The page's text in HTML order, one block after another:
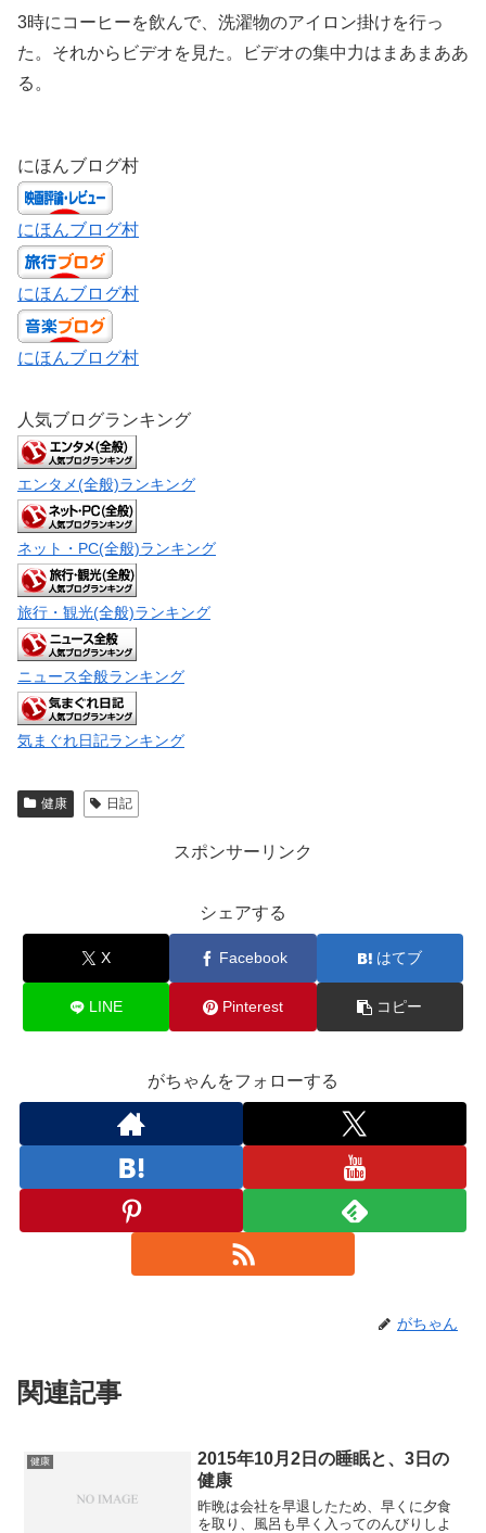
3時にコーヒーを飲んで、洗濯物のアイロン掛けを行っ
た。それからビデオを見た。ビデオの集中力はまあまああ
る。
にほんブログ村
にほんブログ村
にほんブログ村
にほんブログ村
人気ブログランキング
エンタメ(全般)ランキング
ネット・PC(全般)ランキング
旅行・観光(全般)ランキング
ニュース全般ランキング
気まぐれ日記ランキング
健康 日記
スポンサーリンク
シェアする
X Facebook はてブ
LINE Pinterest コピー
がちゃんをフォローする
がちゃん
関連記事
健康
2015年10月2日の睡眠と、3日の
健康
昨晩は会社を早退したため、早くに夕食
を取り、風呂も早く入ってのんびりしよ